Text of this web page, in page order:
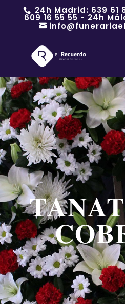
24h Madrid: 639 61
609 16 55 55 - 24h